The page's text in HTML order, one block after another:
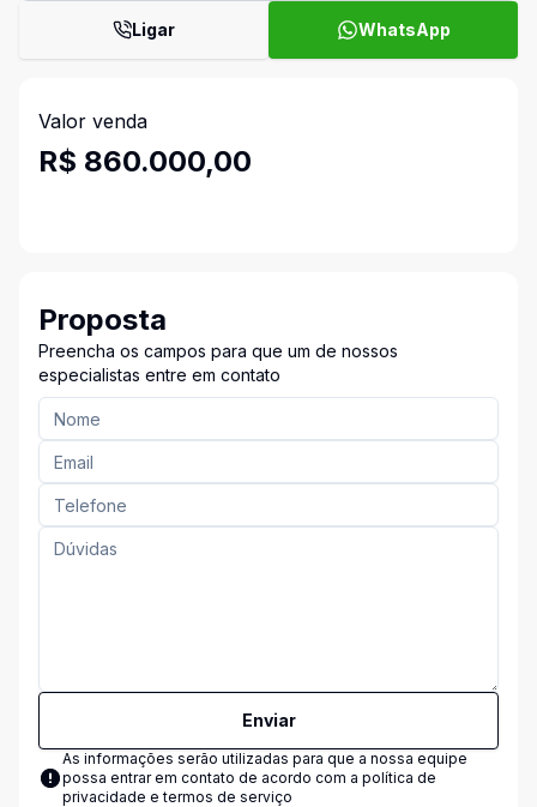
Ligar WhatsApp
Valor venda
R$ 860.000,00
Proposta
Preencha os campos para que um de nossos
especialistas entre em contato
Enviar
As informações serão utilizadas para que a nossa equipe
possa entrar em contato de acordo com a política de
privacidade e termos de serviço